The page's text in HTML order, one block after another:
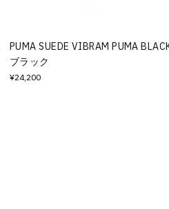
PUMA SUEDE VIBRAM PUMA
ブラック
¥24,200